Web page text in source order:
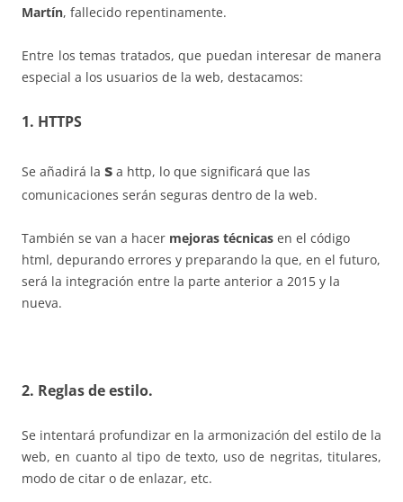
Martín, fallecido repentinamente.
Entre los temas tratados, que puedan interesar de manera
especial a los usuarios de la web, destacamos:
1. HTTPS
Se añadirá la s a http, lo que significará que las
comunicaciones serán seguras dentro de la web.
También se van a hacer mejoras técnicas en el código
html, depurando errores y preparando la que, en el futuro,
será la integración entre la parte anterior a 2015 y la
nueva.
2. Reglas de estilo.
Se intentará profundizar en la armonización del estilo de la
web, en cuanto al tipo de texto, uso de negritas, titulares,
modo de citar o de enlazar, etc.